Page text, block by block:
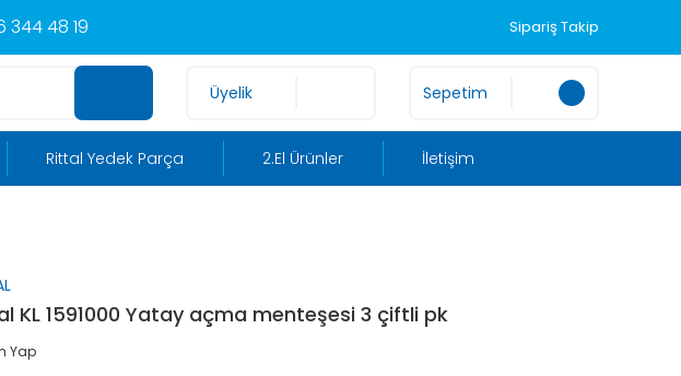
344 48 19 Sipariş Takip
Üyelik Sepetim
Rittal Yedek Parça 2.El Ürünler İletişim
KL 1591000 Yatay açma menteşesi 3 çiftli pk
Yap